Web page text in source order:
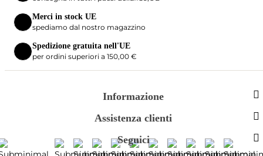
Merci in stock UE
spediamo dal nostro magazzino
Spedizione gratuita nell'UE
per ordini superiori a 150,00 €
Informazione
Assistenza clienti
Seguici